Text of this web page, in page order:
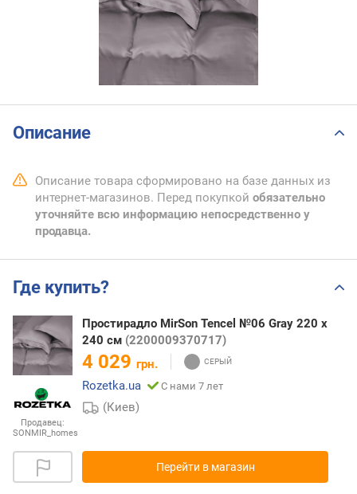
Описание
Описание товара сформировано на базе данных из
интернет-магазинов. Перед покупкой обязательно
уточняйте всю информацию непосредственно у
продавца.
Где купить?
Продавец:
SONMIR_homes
Простирадло MirSon Tencel №06 Gray 220 х
240 см (2200009370717)
4 029 грн.
Rozetka.ua
С нами 7 лет
(Киев)
Перейти в магазин